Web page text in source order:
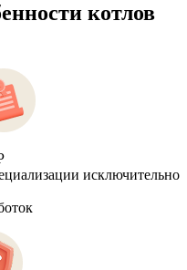
котлов
исключительно